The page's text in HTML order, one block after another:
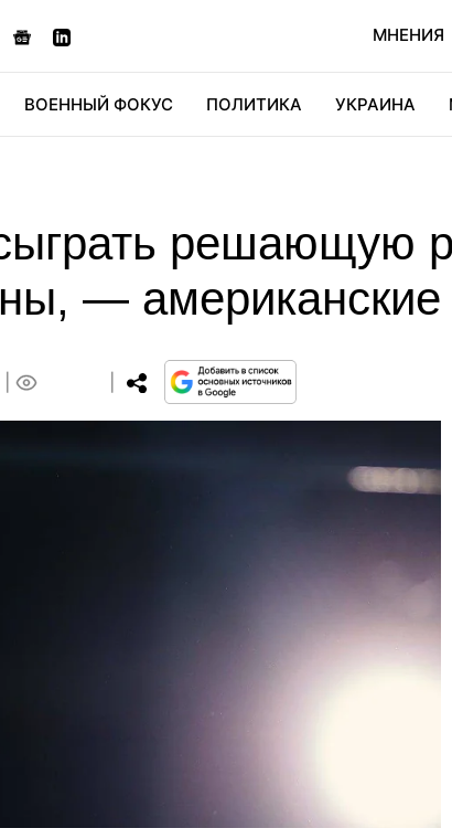
МНЕНИЯ
ВОЕННЫЙ ФОКУС ПОЛИТИКА УКРАИНА
решающую
— американские